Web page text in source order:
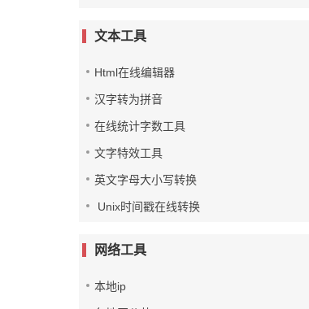
文本工具
Html在线编辑器
汉字转为拼音
在线统计字数工具
文字特效工具
英文字母大小写转换
Unix时间戳在线转换
网络工具
本地ip